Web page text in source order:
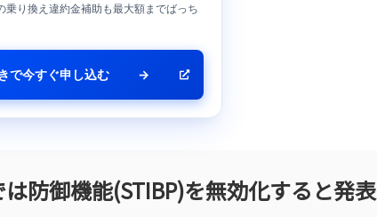
乗り換え違約金補助も最大額までばっち
で今すぐ申し込む →
防御機能(STIBP)を無効化すると発表